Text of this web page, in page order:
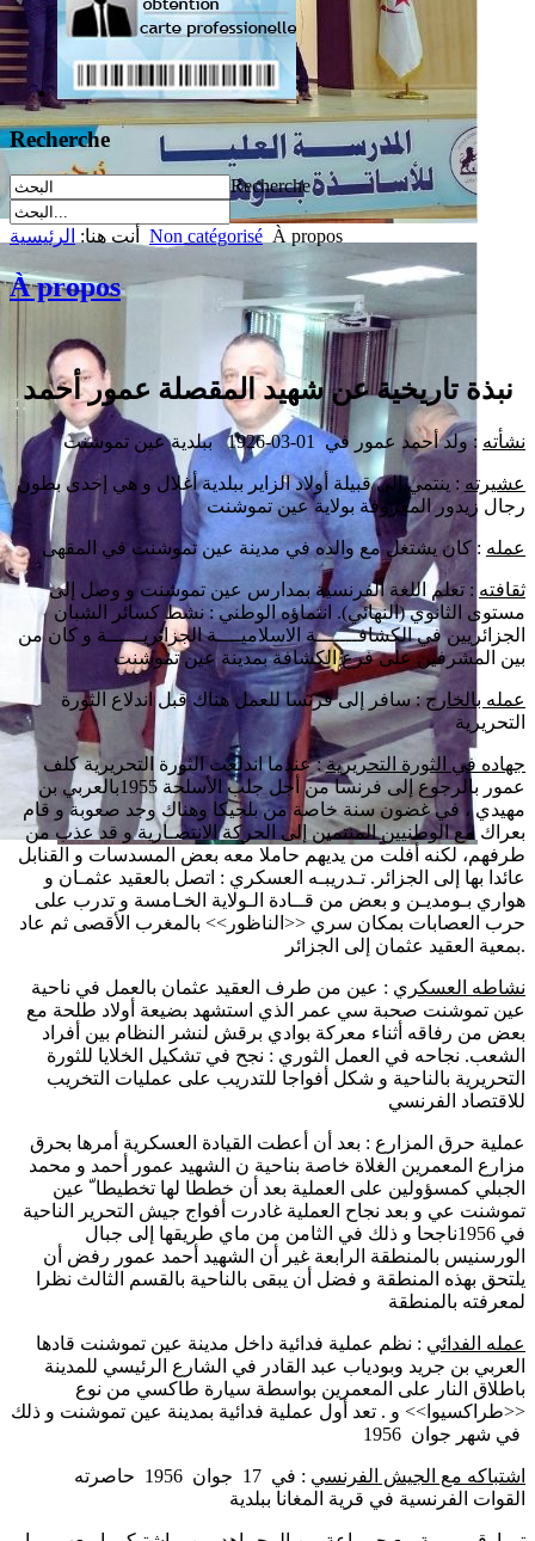
Recherche
Recherche
أنت هنا: الرئيسية Non catégorisé À propos
À propos
نبذة تاريخية عن شهيد المقصلة عمور أحمد
نشأته : ولد أحمد عمور في 01-03-1926 ببلدية عين تموشنت
عشيرته : ينتمي إلى قبيلة أولاد الزاير ببلدية أغلال و هي إحدى بطون
رجال زيدور المعروفة بولاية عين تموشنت
عمله : كان يشتغل مع والده في مدينة عين تموشنت في المقهى
ثقافته : تعلم اللغة الفرنسية بمدارس عين تموشنت و وصل إلى
مستوى الثانوي (النهائي). انتماؤه الوطني : نشط كسائر الشبان
الجزائريين في الكشافـــــــة الاسلاميــــة الجزائريــــــة و كان من
بين المشرفين على فرع الكشافة بمدينة عين تموشنت
عمله بالخارج: سافر إلى فرنسا للعمل هناك قبل اندلاع الثورة
التحريرية
جهاده في الثورة التحريرية: عندما اندلعت الثورة التحريرية كلف
عمور بالرجوع إلى فرنسا من أجل جلب الأسلحة 1955بالعربي بن
مهيدي ، في غضون سنة خاصة من بلجيكا وهناك وجد صعوبة و قام
بعراك مع الوطنيين المنتمين إلى الحركة الانتصـارية و قد عذب من
طرفهم، لكنه أفلت من يديهم حاملا معه بعض المسدسات و القنابل
عائدا بها إلى الجزائر. تـدريبـه العسكري : اتصل بالعقيد عثمـان و
هواري بـومديـن و بعض من قــادة الـولاية الخـامسة و تدرب على
حرب العصابات بمكان سري <<الناظور>> بالمغرب الأقصى ثم عاد
بمعية العقيد عثمان إلى الجزائر.
نشاطه العسكري : عين من طرف العقيد عثمان بالعمل في ناحية
عين تموشنت صحبة سي عمر الذي استشهد بضيعة أولاد طلحة مع
بعض من رفاقه أثناء معركة بوادي برقش لنشر النظام بين أفراد
الشعب. نجاحه في العمل الثوري : نجح في تشكيل الخلايا للثورة
التحريرية بالناحية و شكل أفواجا للتدريب على عمليات التخريب
للاقتصاد الفرنسي
عملية حرق المزارع : بعد أن أعطت القيادة العسكرية أمرها بحرق
مزارع المعمرين الغلاة خاصة بناحية ن الشهيد عمور أحمد و محمد
الجبلي كمسؤولين على العملية بعد أن خططا لها تخطيطا ّ عين
تموشنت عي و بعد نجاح العملية غادرت أفواج جيش التحرير الناحية
في 1956ناجحا و ذلك في الثامن من ماي طريقها إلى جبال
الورسنيس بالمنطقة الرابعة غير أن الشهيد أحمد عمور رفض أن
يلتحق بهذه المنطقة و فضل أن يبقى بالناحية بالقسم الثالث نظرا
لمعرفته بالمنطقة
عمله الفدائي : نظم عملية فدائية داخل مدينة عين تموشنت قادها
العربي بن جريد وبودياب عبد القادر في الشارع الرئيسي للمدينة
باطلاق النار على المعمرين بواسطة سيارة طاكسي من نوع
<<طراكسيوا>> و . تعد أول عملية فدائية بمدينة عين تموشنت و ذلك
اشتباكه مع الجيش الفرنسي : في 17 جوان
1956 حاصرته
القوات الفرنسية في قرية المغانا ببلدية